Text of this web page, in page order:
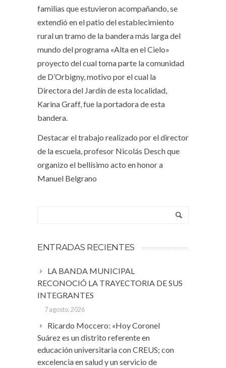
familias que estuvieron acompañando, se
extendió en el patio del establecimiento
rural un tramo de la bandera más larga del
mundo del programa «Alta en el Cielo»
proyecto del cual toma parte la comunidad
de D’Orbigny, motivo por el cual la
Directora del Jardín de esta localidad,
Karina Graff, fue la portadora de esta
bandera.
Destacar el trabajo realizado por el director
de la escuela, profesor Nicolás Desch que
organizo el bellísimo acto en honor a
Manuel Belgrano
ENTRADAS RECIENTES
LA BANDA MUNICIPAL
RECONOCIÓ LA TRAYECTORIA DE SUS
INTEGRANTES
7 agosto, 2026
Ricardo Moccero: «Hoy Coronel
Suárez es un distrito referente en
educación universitaria con CREUS; con
excelencia en salud y un servicio de